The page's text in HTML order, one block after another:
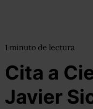
1 minuto de lectura
Cita a
Javier